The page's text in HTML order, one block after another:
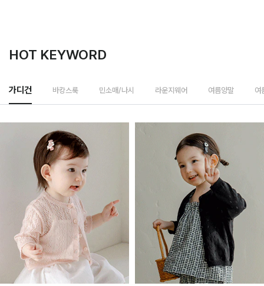
HOT KEYWORD
가디건 바캉스룩 민소매/나시 라운지웨어 여름양말 여